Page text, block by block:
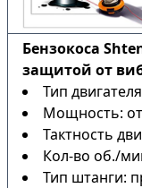
Бензокоса
защитой от
Тип
Мощность: от
Тактность
Кол-во об./
Тип штанги: